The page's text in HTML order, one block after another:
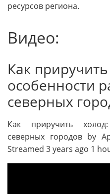
ресурсов региона.
Видео:
Как
особенности
северных
Как приручить
северных городов by
Streamed 3 years ago 1